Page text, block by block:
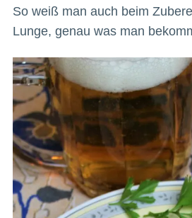
So weiß man auch beim
Lunge, genau was man